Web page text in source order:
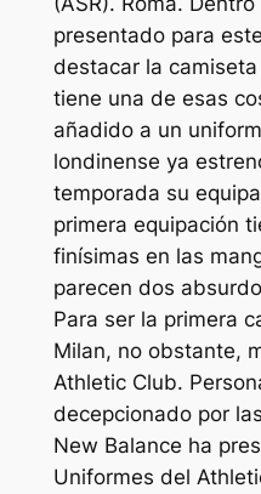
presentado para
destacar la
tiene una de esas
añadido a un
londinense ya
temporada su
primera equipación
finísimas en las
parecen dos
Para ser la primera
Milan, no obstante,
Athletic Club.
decepcionado por
New Balance ha
Uniformes del